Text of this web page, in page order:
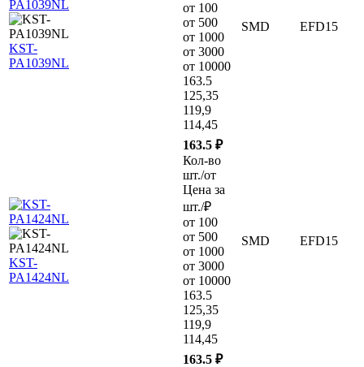
KST-
PA1039NL
от 100
от 500
от 1000
от 3000
от 10000
163.5
125,35
119,9
114,45
SMD EFD15
KST-
PA1424NL
163.5 ₽
Кол-во
шт./от
Цена за
шт./₽
от 100
от 500
от 1000
от 3000
от 10000
163.5
125,35
119,9
114,45
SMD EFD15
163.5 ₽